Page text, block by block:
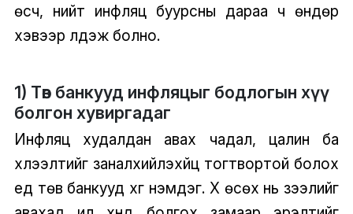
өсч, нийт инфляц буурсны дараа ч өндөр
хэвээр үлдэж болно.
1) Төв банкууд инфляцыг бодлогын хүү
болгон хувиргадаг
Инфляц худалдан авах чадал, цалин ба
хүлээлтийг заналхийлэхүйц тогтвортой болох
үед төв банкууд хүүг нэмдэг. Хүү өсөх нь зээлийг